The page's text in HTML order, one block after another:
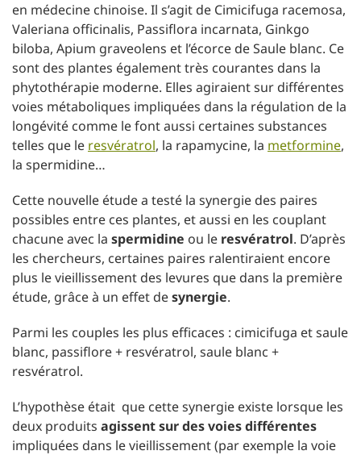
en médecine chinoise. Il s’agit de Cimicifuga racemosa,
Valeriana officinalis, Passiflora incarnata, Ginkgo
biloba, Apium graveolens et l’écorce de Saule blanc. Ce
sont des plantes également très courantes dans la
phytothérapie moderne. Elles agiraient sur différentes
voies métaboliques impliquées dans la régulation de la
longévité comme le font aussi certaines substances
telles que le resvératrol, la rapamycine, la metformine,
la spermidine…
Cette nouvelle étude a testé la synergie des paires
possibles entre ces plantes, et aussi en les couplant
chacune avec la spermidine ou le resvératrol. D’après
les chercheurs, certaines paires ralentiraient encore
plus le vieillissement des levures que dans la première
étude, grâce à un effet desynergie.
Parmi les couples les plus efficaces : cimicifuga et saule
blanc, passiflore + resvératrol, saule blanc +
resvératrol.
L’hypothèse était que cette synergie existe lorsque les
deux produits agissent sur des voies différentes
impliquées dans le vieillissement (par exemple la voie